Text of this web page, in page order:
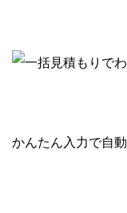
かんたん入力で自